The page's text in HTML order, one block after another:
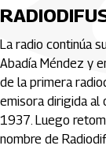
La radio continúa
Abadía Méndez y
de la primera
emisora dirigida al
1937. Luego
nombre de